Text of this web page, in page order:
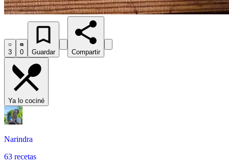
3 0 Guardar Compartir
Ya lo cociné
Narindra
63 recetas